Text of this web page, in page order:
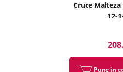
Cruce
12-
Pune in